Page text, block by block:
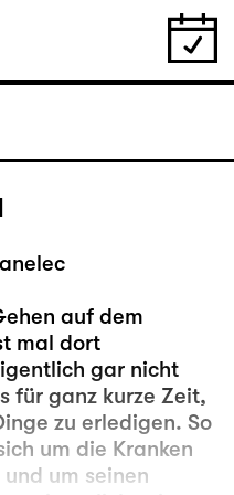
auf dem
mal dort
gar nicht
für ganz kurze Zeit,
zu erledigen. So
um die Kranken
um seinen